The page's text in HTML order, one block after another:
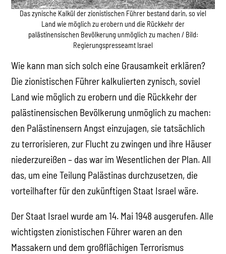
Das zynische Kalkül der zionistischen Führer bestand darin, so viel
Land wie möglich zu erobern und die Rückkehr der
palästinensischen Bevölkerung unmöglich zu machen / Bild:
Regierungspresseamt Israel
Wie kann man sich solch eine Grausamkeit erklären?
Die zionistischen Führer kalkulierten zynisch, soviel
Land wie möglich zu erobern und die Rückkehr der
palästinensischen Bevölkerung unmöglich zu machen:
den Palästinensern Angst einzujagen, sie tatsächlich
zu terrorisieren, zur Flucht zu zwingen und ihre Häuser
niederzureißen – das war im Wesentlichen der Plan. All
das, um eine Teilung Palästinas durchzusetzen, die
vorteilhafter für den zukünftigen Staat Israel wäre.
Der Staat Israel wurde am 14. Mai 1948 ausgerufen. Alle
wichtigsten zionistischen Führer waren an den
Massakern und dem großflächigen Terrorismus